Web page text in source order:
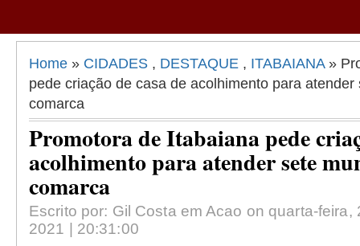
Home » CIDADES , DESTAQUE , ITABAIANA»
pede criação de casa de acolhimento para
comarca
Promotora de Itabaiana pede
acolhimento para atender sete
comarca
Escrito por: Gil Costa em Acao on quarta-feira,
2021 | 20:31:00